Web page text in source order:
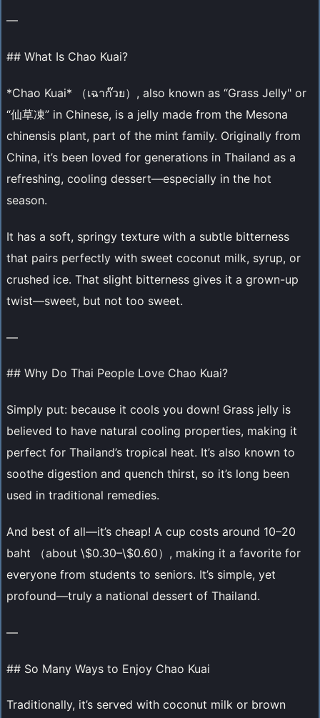
—
## What Is Chao Kuai?
*Chao Kuai* （เฉาก๊วย）, also known as “Grass Jelly" or
“仙草凍” in Chinese, is a jelly made from the Mesona
chinensis plant, part of the mint family. Originally from
China, it’s been loved for generations in Thailand as a
refreshing, cooling dessert—especially in the hot
season.
It has a soft, springy texture with a subtle bitterness
that pairs perfectly with sweet coconut milk, syrup, or
crushed ice. That slight bitterness gives it a grown-up
twist—sweet, but not too sweet.
—
## Why Do Thai People Love Chao Kuai?
Simply put: because it cools you down! Grass jelly is
believed to have natural cooling properties, making it
perfect for Thailand’s tropical heat. It’s also known to
soothe digestion and quench thirst, so it’s long been
used in traditional remedies.
And best of all—it’s cheap! A cup costs around 10–20
baht （about \$0.30–\$0.60）, making it a favorite for
everyone from students to seniors. It’s simple, yet
profound—truly a national dessert of Thailand.
—
## So Many Ways to Enjoy Chao Kuai
Traditionally, it’s served with coconut milk or brown